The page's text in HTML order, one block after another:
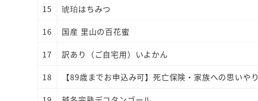
15
琥珀はちみつ
16
国産 里山の百花蜜
17
訳あり（ご自宅用）いよかん
18
【89歳までお申込み可】死亡保険・家族への思いやり